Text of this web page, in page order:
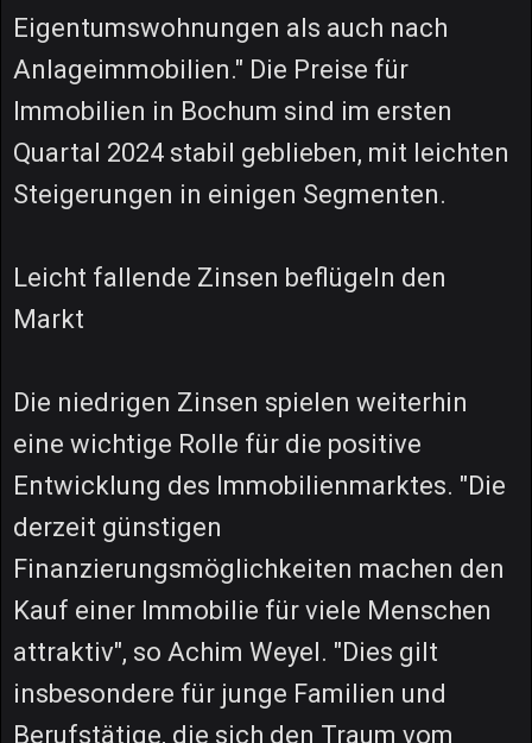
Eigentumswohnungen als auch nach
Anlageimmobilien." Die Preise für
Immobilien in Bochum sind im ersten
Quartal 2024 stabil geblieben, mit leichten
Steigerungen in einigen Segmenten.
Leicht fallende Zinsen beflügeln den
Markt
Die niedrigen Zinsen spielen weiterhin
eine wichtige Rolle für die positive
Entwicklung des Immobilienmarktes. "Die
derzeit günstigen
Finanzierungsmöglichkeiten machen den
Kauf einer Immobilie für viele Menschen
attraktiv", so Achim Weyel. "Dies gilt
insbesondere für junge Familien und
Berufstätige, die sich den Traum vom